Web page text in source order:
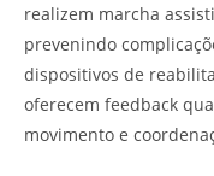
realizem marcha
prevenindo
dispositivos de
oferecem feedback
movimento e